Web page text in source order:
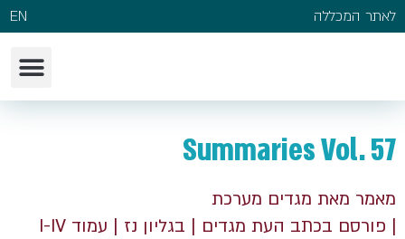
לאתר המכללה EN
Summaries Vol. 57
מאמר מאת מגדים מערכת
| פורסם בכתב העת מגדים | בגליון נז | עמוד I-IV